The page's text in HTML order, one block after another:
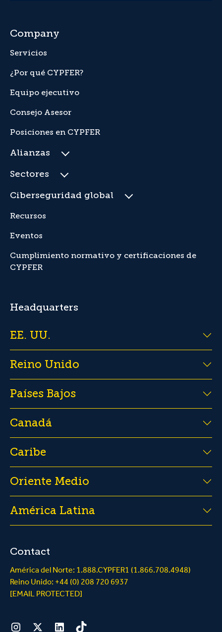
Company
Servicios
¿Por qué CYPFER?
Equipo ejecutivo
Consejo Asesor
Posiciones en CYPFER
Alianzas
Sectores
Ciberseguridad global
Recursos
Eventos
Cumplimiento normativo y certificaciones de
CYPFER
Headquarters
EE. UU.
Reino Unido
Países Bajos
Canadá
Caribe
Oriente Medio
América Latina
Contact
América del Norte: 1.888.CYPFER1 (1.866.708.4948)
Reino Unido: +44 (0) 208 720 6937
[EMAIL PROTECTED]
InstagramTwitterLinkedInTiktok